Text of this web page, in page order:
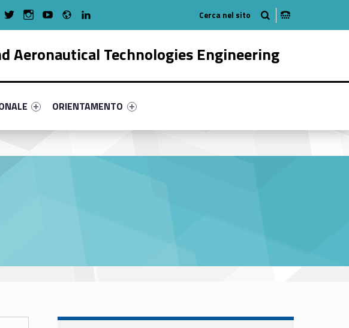
Aeronautical Technologies Engineering
51menu-primary-34277-58
Link identifier #link-menu-primary-58128-68
ORIENTAMENTO
WebMan on Facebook
WebMan on TwitterWebMan on Instagram
WebMan on Youtube
Radio